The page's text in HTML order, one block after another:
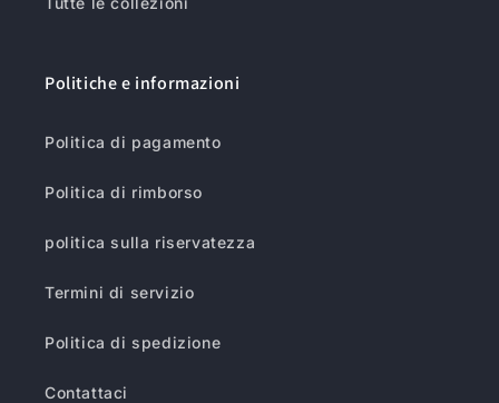
Politiche e informazioni
Politica di pagamento
Politica di rimborso
politica sulla riservatezza
Termini di servizio
Politica di spedizione
Contattaci